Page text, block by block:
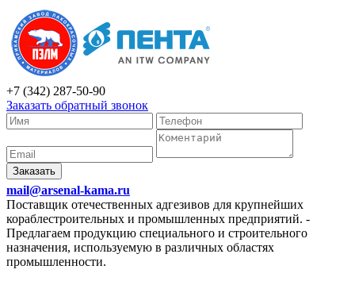
+7 (342) 287-50-90
Заказать обратный звонок
Заказать
mail@arsenal-kama.ru
Поставщик отечественных адгезивов для крупнейших
кораблестроительных и промышленных предприятий. -
Предлагаем продукцию специального и строительного
назначения, используемую в различных областях
промышленности.